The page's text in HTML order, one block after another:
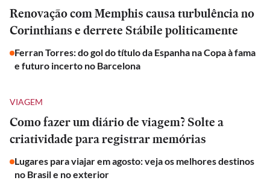
Renovação com Memphis causa turbulência no
Corinthians e derrete Stábile politicamente
Ferran Torres: do gol do título da Espanha na Copa à fama
e futuro incerto no Barcelona
VIAGEM
Como fazer um diário de viagem? Solte a
criatividade para registrar memórias
Lugares para viajar em agosto: veja os melhores destinos
no Brasil e no exterior